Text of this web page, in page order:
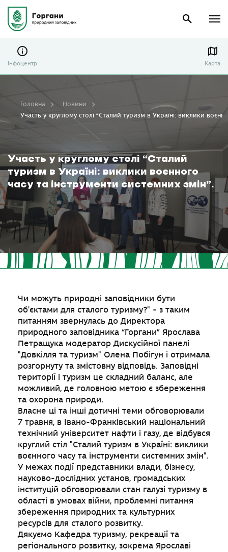
Інфоцентр Карта
Участь у круглому столі “Сталий
туризм в Україні: виклики воєнного
часу та інструменти системних змін”.
Головна
Новини
Участь у круглому столі “Сталий туризм в Україні: виклики
Чи можуть природні заповідники бути
об'єктами для сталого туризму?" - з таким
питанням звернулась до Директора
природного заповідника “Горгани” Ярослава
Петращука модератор Дискусійної панелі
"Довкілля та туризм" Олена Побігун і отримала
розгорнуту та змістовну відповідь. Заповідні
території і туризм це складний баланс, але
можливий, де головною метою є збереження
та охорона природи.
Власне ці та інші дотичні теми обговорювали
7 травня, в Івано-Франківський національний
технічний університет нафти і газу, де відбувся
круглий стіл "Сталий туризм в Україні: виклики
воєнного часу та інструменти системних змін".
У межах події представники влади, бізнесу,
науково-дослідних установ, громадських
інституцій обговорювали стан галузі туризму в
області в умовах війни, проблемні питання
збереження природних та культурних
ресурсів для сталого розвитку.
Дякуємо Кафедра туризму, рекреації та
регіонального розвитку, зокрема Ярославі